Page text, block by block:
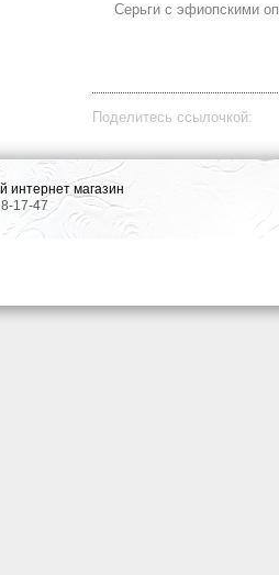
Серьги с эфиопскими
Поделитесь ссылочкой:
интернет магазин
17-47